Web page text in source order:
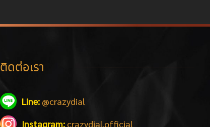
ติดต่อเรา
Line: @crazydial
Instagram: crazydial.official